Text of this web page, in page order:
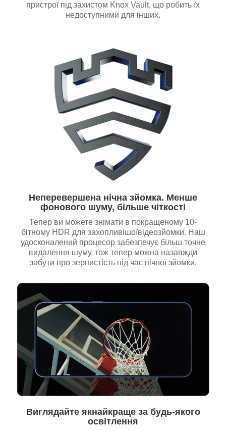
пристрої під захистом Knox Vault, що робить їх
недоступними для інших.
Неперевершена нічна зйомка. Менше
фонового шуму, більше чіткості
Тепер ви можете знімати в покращеному 10-
бітному HDR для захопливішоївідеозйомки. Наш
удосконалений процесор забезпечує більш точне
видалення шуму, тож тепер можна назавжди
забути про зернистість під час нічної зйомки.
Виглядайте якнайкраще за будь-якого
освітлення